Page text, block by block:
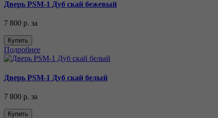
Дверь PSM-1 Дуб скай бежевый
7 800 р. за
Купить
Подробнее
Дверь PSM-1 Дуб скай белый
7 800 р. за
Купить